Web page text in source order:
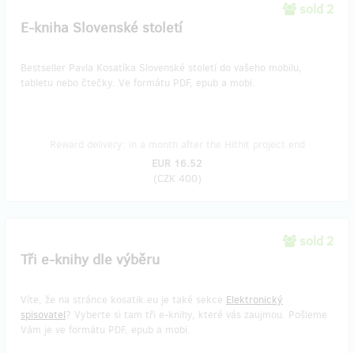
sold 2
E-kniha Slovenské století
Bestseller Pavla Kosatíka Slovenské století do vašeho mobilu,
tabletu nebo čtečky. Ve formátu PDF, epub a mobi.
EUR 16.52
(CZK 400)
sold 2
Tři e-knihy dle výběru
Víte, že na stránce kosatik.eu je také sekce Elektronický
spisovatel? Vyberte si tam tři e-knihy, které vás zaujmou. Pošleme
Vám je ve formátu PDF, epub a mobi.